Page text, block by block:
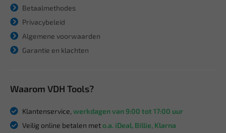
Betaalmethodes
Privacybeleid
Algemene voorwaarden
Garantie en klachten
Waarom VDH Tools?
Klantenservice, werkdagen van 9:00 tot 17:00 uur
Veilig online betalen meto.a. iDeal, Billie, Klarna